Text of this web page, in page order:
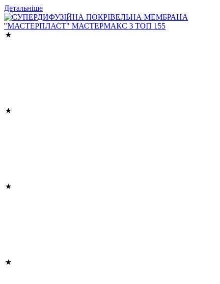
Детальніше